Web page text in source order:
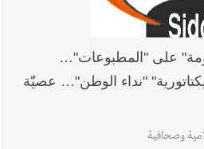
على "المطبوعات"…
"نداء الوطن"… عصيّة
وصحافية